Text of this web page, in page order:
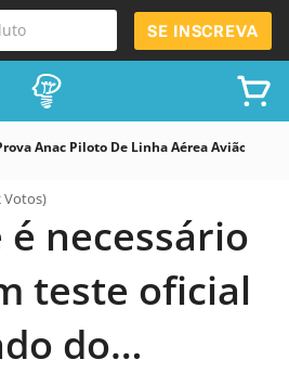
SE INSCREVA
Anac Piloto De Linha Aérea Avião
Votos)
é necessário
teste oficial
do